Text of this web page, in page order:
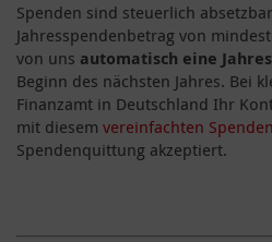
Spenden sind steuerlich
Jahresspendenbetrag von
von uns automatisch eine
Beginn des nächsten Jahres. Bei
Finanzamt in Deutschland Ihr
mit diesem vereinfachten
Spendenquittung akzeptiert.